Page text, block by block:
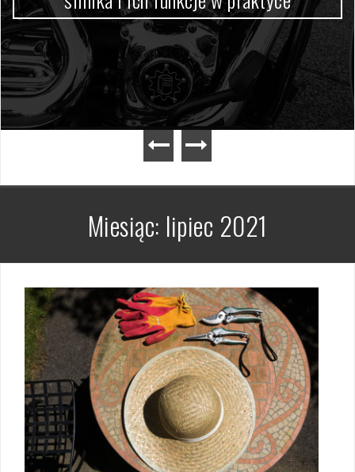
Miesiąc: lipiec 2021